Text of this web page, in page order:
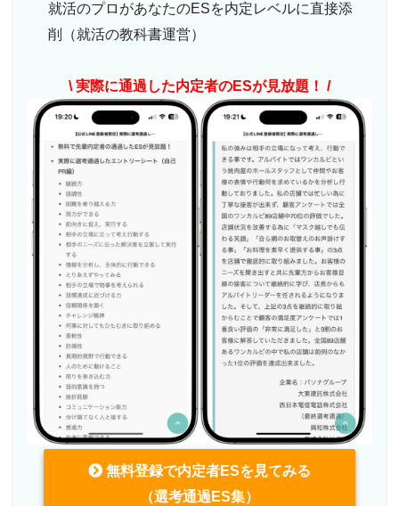
就活のプロがあなたのESを内定レベルに直接添
削（就活の教科書運営）
\ 実際に通過した内定者のESが見放題！ /
無料登録で内定者ESを見てみる
（選考通過ES集）